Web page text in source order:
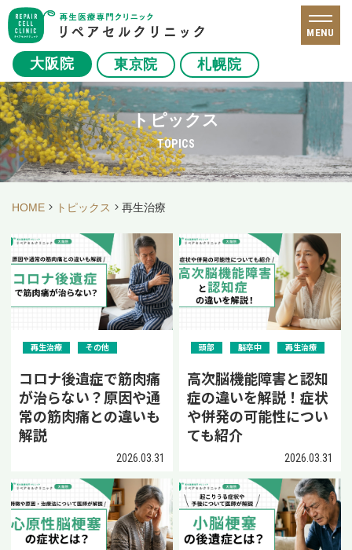
大阪院 東京院 札幌院
MENU
トピックス
TOPICS
HOME トピックス 再生治療
再生治療 その他
コロナ後遺症で筋肉痛
が治らない？原因や通
常の筋肉痛との違いも
解説
2026.03.31
頭部 脳卒中 再生治療
高次脳機能障害と認知
症の違いを解説！症状
や併発の可能性につい
ても紹介
2026.03.31